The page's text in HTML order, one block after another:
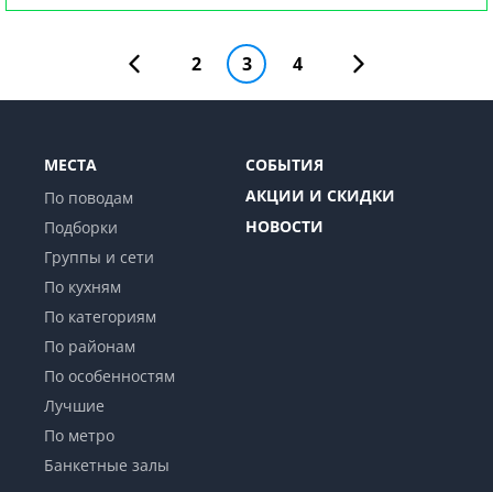
2 3 4
МЕСТА
По поводам
Подборки
Группы и сети
По кухням
По категориям
По районам
По особенностям
Лучшие
По метро
Банкетные залы
СОБЫТИЯ
АКЦИИ И СКИДКИ
НОВОСТИ